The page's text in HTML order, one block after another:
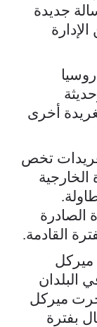
جديدة
تغريدة أخرى
تخص
الصادرة
القادمة.
ميركل
البلدان
أجرت ميركل
بفترة